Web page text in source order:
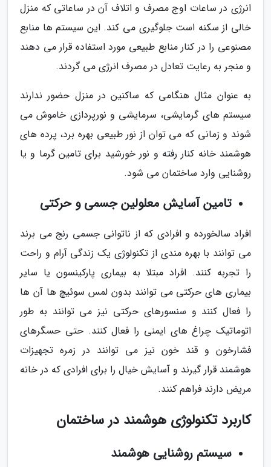
انرژی در ساعات اوج مصرف و اتلاف آن در ساعاتی که منزل
خالی از سکنه است جلوگیری می کند. این سیستم ها منابع
مصنوعی را در کنار منابع طبیعی مورد استفاده قرار می دهند
و منجر به رعایت تعادل در مصرف انرژی می گردند.
به عنوان مثال هنگامی که ساکنین در منزل حضور ندارند
سیستم های گرمایشی، سرمایشی و نورپردازی خاموش می
شوند و زمانی که می توان از نور طبیعی بهره برد، پرده های
هوشمند خانه کنار رفته و نور خورشید برای تامین گرما و یا
روشنایی وارد ساختمان می شود.
تامین آسایش معلولین جسمی و حرکتی
افراد سالخورده و افرادی که از ناتوانی جسمی رنج می برند
می توانند با بهره مندی از تکنولوژی یک زندگی آرام و راحت
را تجربه کنند. افراد مبتلا به بیماری پارکینسون یا سایر
بیماری های حرکتی می توانند بدون لمس سوئیچ ها آن ها
را فعال کنند و سنسورهای حرکتی نیز می توانند به طور
اتوماتیک چراغ های ایمنی را فعال کنند. حتی حسگرهای
فشارخون و قند خون نیز می توانند در زمره تجهیزات
هوشمند قرار گیرند و آسایش خیال را برای افرادی که در خانه
مریض دارند فراهم کنند.
کاربرد تکنولوژی هوشمند در ساختمان
سیستم روشنایی هوشمند